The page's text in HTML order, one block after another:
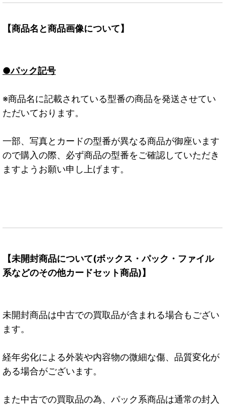
【商品名と商品画像について】
●パック記号
※商品名に記載されている型番の商品を発送させてい
ただいております。
一部、写真とカードの型番が異なる商品が御座います
ので購入の際、必ず商品の型番をご確認していただき
ますようお願い申し上げます。
【未開封商品について(ボックス・パック・ファイル
系などのその他カードセット商品)】
未開封商品は中古での買取品が含まれる場合もござい
ます。
経年劣化による外装や内容物の微細な傷、品質変化が
ある場合がございます。
また中古での買取品の為、パック系商品は通常の封入